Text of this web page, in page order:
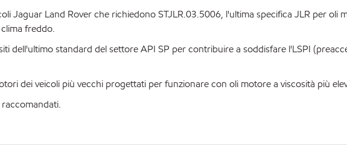
Jaguar Land Rover che richiedono STJLR.03.5006, l'ultima specifica JLR per oli
freddo.
dell'ultimo standard del settore API SP per contribuire a soddisfare l'LSPI
dei veicoli più vecchi progettati per funzionare con oli motore a viscosità più